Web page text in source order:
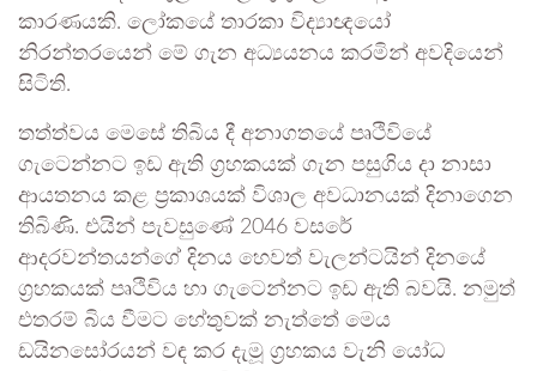
කාරණයකි. ලෝකයේ තාරකා විද්‍යාඥයෝ
නිරන්තරයෙන් මේ ගැන අධ්‍යයනය කරමින් අවදියෙන්
සිටිති.
තත්ත්වය මෙසේ තිබිය දී අනාගතයේ පෘථිවියේ
ගැටෙන්නට ඉඩ ඇති ග්‍රහකයක් ගැන පසුගිය දා නාසා
ආයතනය කළ ප්‍රකාශයක් විශාල අවධානයක් දිනාගෙන
තිබිණි. එයින් පැවසුණේ 2046 වසරේ
ආදරවන්තයන්ගේ දිනය හෙවත් වැලන්ටයින් දිනයේ
ග්‍රහකයක් පෘථිවිය හා ගැටෙන්නට ඉඩ ඇති බවයි. නමුත්
එතරම් බිය වීමට හේතුවක් නැත්තේ මෙය
ඩයිනසෝරයන් වඳ කර දැමූ ග්‍රහකය වැනි යෝධ